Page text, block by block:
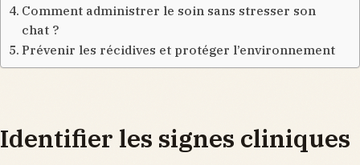
Comment administrer le soin sans stresser son
chat ?
Prévenir les récidives et protéger l’environnement
Identifier les signes cliniques